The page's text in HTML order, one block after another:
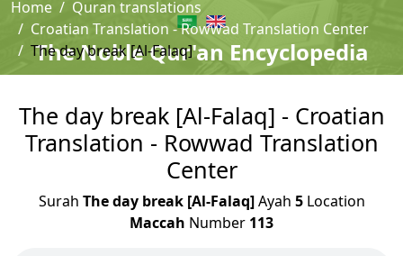
The Noble Qur'an Encyclopedia
Home
Quran translations
Croatian Translation - Rowwad Translation Center
The day break [Al-Falaq]
The day break [Al-Falaq] - Croatian
Translation - Rowwad Translation
Center
Surah The day break [Al-Falaq]Ayah 5Location
Maccah Number 113